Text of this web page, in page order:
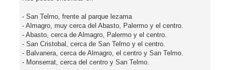
- San Telmo, frente al parque lezama
- Almagro, muy cerca del Abasto, Palermo y el centro.
- Abasto, cerca de Almagro, Palermo y el centro.
- San Cristobal, cerca de San Telmo y el centro.
- Balvanera, cerca de Almagro, el centro y San Telmo.
- Monserrat, cerca del centro y San Telmo.